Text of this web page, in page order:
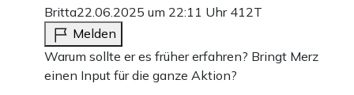
Britta22.06.2025 um 22:11 Uhr 412T
Melden
Warum sollte er es früher erfahren? Bringt Merz
einen Input für die ganze Aktion?